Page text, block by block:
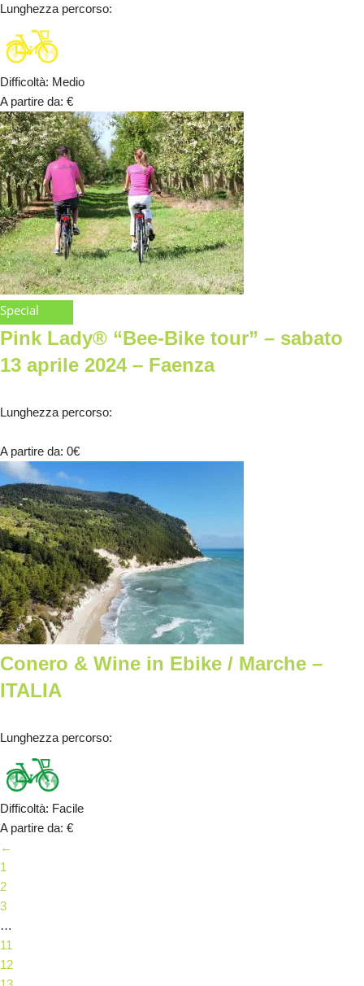
Lunghezza percorso:
Difficoltà: Medio
A partire da: €
Special
Pink Lady® “Bee-Bike tour” – sabato
13 aprile 2024 – Faenza
Lunghezza percorso:
A partire da: 0€
Conero & Wine in Ebike / Marche –
ITALIA
Lunghezza percorso:
Difficoltà: Facile
A partire da: €
←
1
2
3
…
11
12